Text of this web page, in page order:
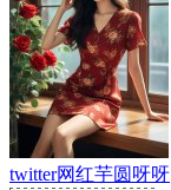
twitter网红芋圆呀呀